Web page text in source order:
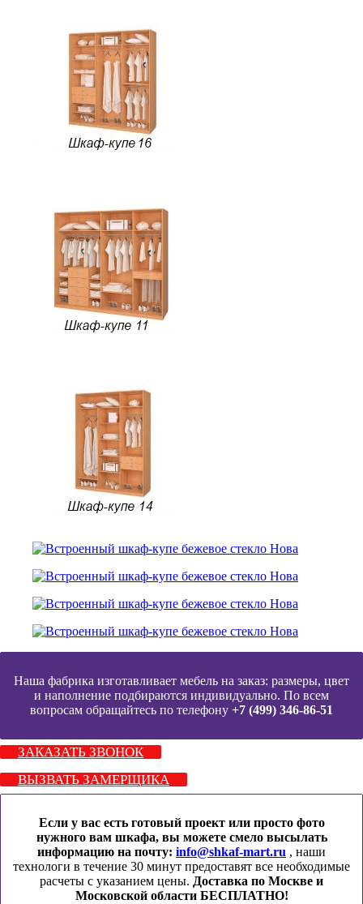
Наша фабрика изготавливает мебель на заказ: размеры, цвет
и наполнение подбираются индивидуально. По всем
вопросам обращайтесь по телефону +7 (499) 346-86-51
ЗАКАЗАТЬ ЗВОНОК
ВЫЗВАТЬ ЗАМЕРЩИКА
Если у вас есть готовый проект или просто фото
нужного вам шкафа, вы можете смело высылать
информацию на почту: info@shkaf-mart.ru , наши
технологи в течение 30 минут предоставят все необходимые
расчеты с указанием цены. Доставка по Москве и
Московской области БЕСПЛАТНО!